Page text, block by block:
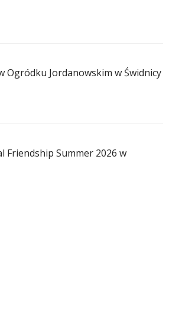
Ogródku Jordanowskim w Świdnicy
Friendship Summer 2026 w